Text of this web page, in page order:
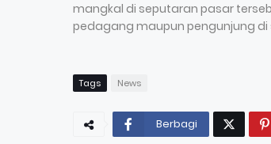
mangkal di seputaran pasar
pedagang maupun pengunjung
Tags News
Berbagi